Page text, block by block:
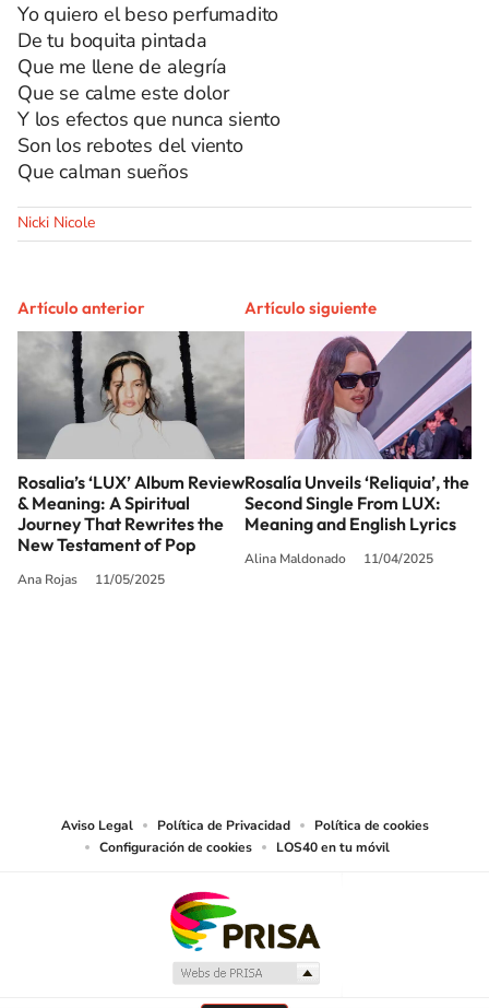
Yo quiero el beso perfumadito
De tu boquita pintada
Que me llene de alegría
Que se calme este dolor
Y los efectos que nunca siento
Son los rebotes del viento
Que calman sueños
Nicki Nicole
Artículo anterior
Rosalia’s ‘LUX’ Album Review
& Meaning: A Spiritual
Journey That Rewrites the
New Testament of Pop
Ana Rojas 11/05/2025
Artículo siguiente
Rosalía Unveils ‘Reliquia’, the
Second Single From LUX:
Meaning and English Lyrics
Alina Maldonado 11/04/2025
Aviso Legal Política de Privacidad
Política de cookies
Configuración de cookies
LOS40 en tu móvil